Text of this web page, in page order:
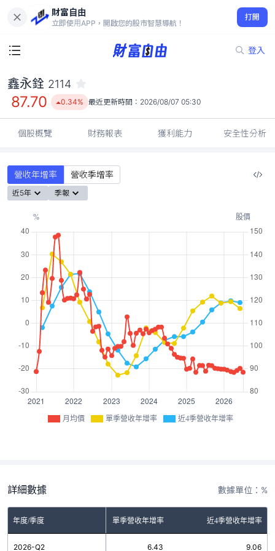
財富自由
立即使用APP，開啟您的股市智慧導航！
打開
登入
87.70
0.34%
鑫永銓 2114
87.70 0.34% 最近更新時間： 2026/08/07 05:30
個股概覽 財務報表 獲利能力 安全性分析
營收年增率 營收季增率
近5年 季報
月均價 單季營收年增率 近4季營收年增率
詳細數據 數據單位：%
年度/季度 單季營收年增率 近4季營收年增率
2026-Q2 6.43 9.06